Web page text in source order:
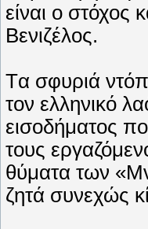
είναι ο στόχος
Bενιζέλος.
Tα σφυριά
τον ελληνικό
εισοδήματος
τους
θύματα των
ζητά συνεχώς